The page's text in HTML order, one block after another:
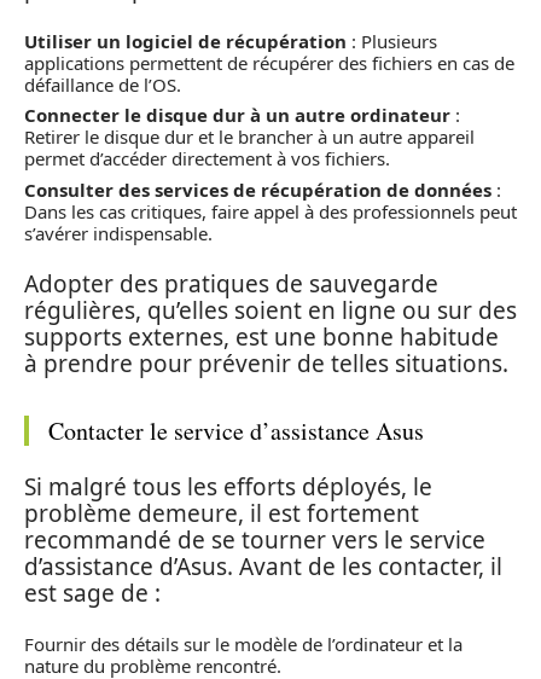
Utiliser un logiciel de récupération : Plusieurs
applications permettent de récupérer des fichiers en cas de
défaillance de l’OS.
Connecter le disque dur à un autre ordinateur :
Retirer le disque dur et le brancher à un autre appareil
permet d’accéder directement à vos fichiers.
Consulter des services de récupération de données :
Dans les cas critiques, faire appel à des professionnels peut
s’avérer indispensable.
Adopter des pratiques de sauvegarde
régulières, qu’elles soient en ligne ou sur des
supports externes, est une bonne habitude
à prendre pour prévenir de telles situations.
Contacter le service d’assistance Asus
Si malgré tous les efforts déployés, le
problème demeure, il est fortement
recommandé de se tourner vers le service
d’assistance d’Asus. Avant de les contacter, il
est sage de :
Fournir des détails sur le modèle de l’ordinateur et la
nature du problème rencontré.